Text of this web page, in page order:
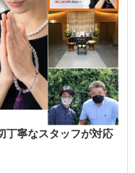
丁寧なスタッフが対応